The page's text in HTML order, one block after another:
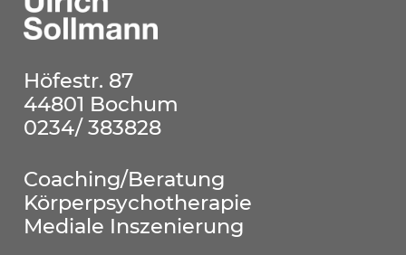
Höfestr. 87
44801 Bochum
0234/ 383828
Coaching/Beratung
Körperpsychotherapie
Mediale Inszenierung